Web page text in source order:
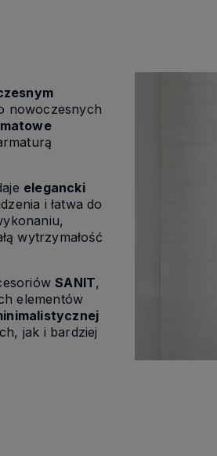
nowoczesnych
elegancki
i łatwa do
wytrzymałość
SANIT,
elementów
jak i bardziej